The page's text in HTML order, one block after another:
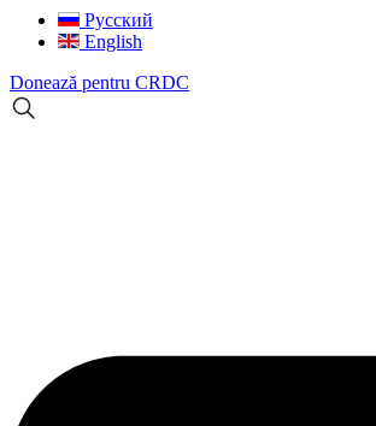
Русский
English
Donează pentru CRDC